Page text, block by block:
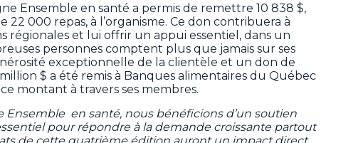
Ensemble en santé a permis de remettre 10 838 $,
22 000 repas, à l’organisme. Ce don contribuera à
régionales et lui offrir un appui essentiel, dans un
personnes comptent plus que jamais sur ses
exceptionnelle de la clientèle et un don de
million $ a été remis à Banques alimentaires du Québec
montant à travers ses membres.
Ensemble en santé, nous bénéficions d’un soutien
pour répondre à la demande croissante partout